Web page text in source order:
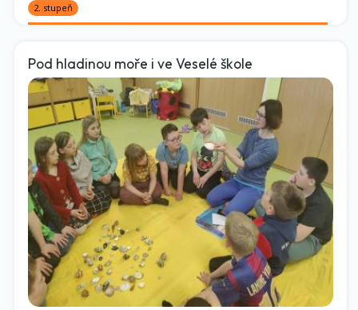
2. stupeň
Pod hladinou moře i ve Veselé škole